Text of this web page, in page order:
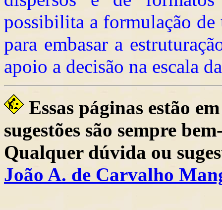
possibilita a formulação de
para embasar a
apoio a decisão na escala
Essas páginas estão
sugestões são sempre
Qualquer dúvida ou
João A. de Carvalho